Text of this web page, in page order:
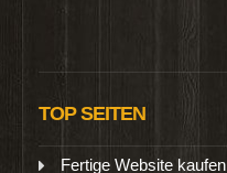
TOP SEITEN
Fertige Website kaufen